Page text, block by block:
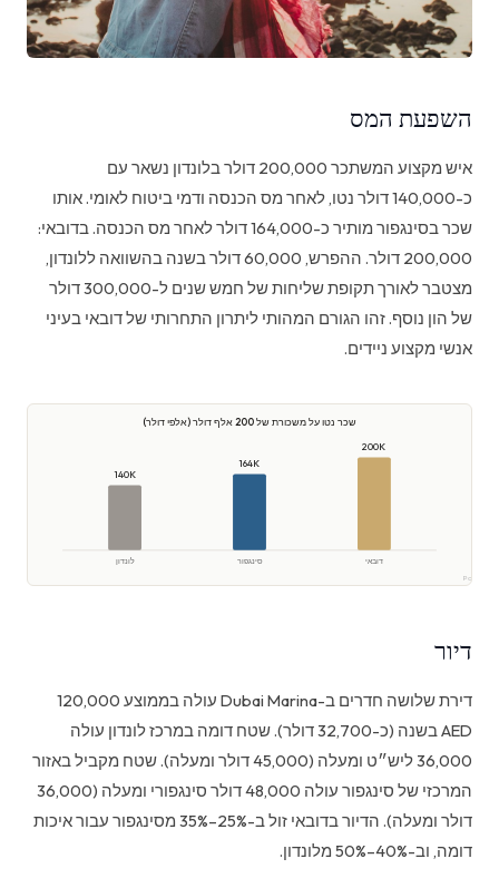
השפעת המס
איש מקצוע המשתכר 200,000 דולר בלונדון נשאר עם
כ-140,000 דולר נטו, לאחר מס הכנסה ודמי ביטוח לאומי. אותו
שכר בסינגפור מותיר כ-164,000 דולר לאחר מס הכנסה. בדובאי:
200,000 דולר. ההפרש, 60,000 דולר בשנה בהשוואה ללונדון,
מצטבר לאורך תקופת שליחות של חמש שנים ל-300,000 דולר
של הון נוסף. זהו הגורם המהותי ליתרון התחרותי של דובאי בעיני
אנשי מקצוע ניידים.
שכר נטו על משכורת של 200 אלף דולר (אלפי דולר)
140K
לונדון
164K
סינגפור
200K
דובאי
דיור
דירת שלושה חדרים ב-Dubai Marina עולה בממוצע 120,000
AED בשנה (כ-32,700 דולר). שטח דומה במרכז לונדון עולה
36,000 ליש״ט ומעלה (45,000 דולר ומעלה). שטח מקביל באזור
המרכזי של סינגפור עולה 48,000 דולר סינגפורי ומעלה (36,000
דולר ומעלה). הדיור בדובאי זול ב-25%–35% מסינגפור עבור איכות
דומה, וב-40%–50% מלונדון.